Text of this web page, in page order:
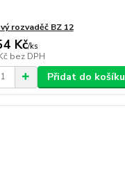
rozvaděč BZ 12
Kč/ks
bez DPH
Přidat do košíku